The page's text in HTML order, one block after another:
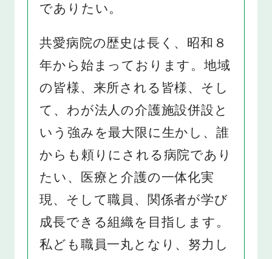
でありたい。
共愛病院の歴史は長く、昭和８
年から始まっております。地域
の皆様、来所される皆様、そし
て、わが法人の介護施設併設と
いう強みを最大限に生かし、誰
からも頼りにされる病院であり
たい、医療と介護の一体化実
現、そして職員、関係者が学び
成長できる組織を目指します。
私ども職員一丸となり、努力し